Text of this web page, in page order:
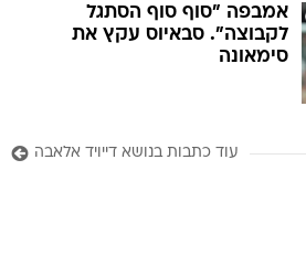
אמבפה "סוף סוף הסתגל
לקבוצה". סבאיוס עקץ את
סימאונה
עוד כתבות בנושא דייויד אלאבה